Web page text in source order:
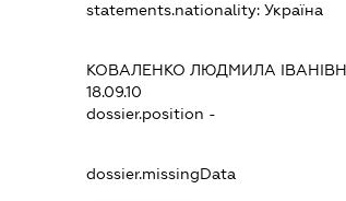
statements.nationality:Україна
КОВАЛЕНКО ЛЮДМИЛА
18.09.10
dossier.position -
dossier.missingData